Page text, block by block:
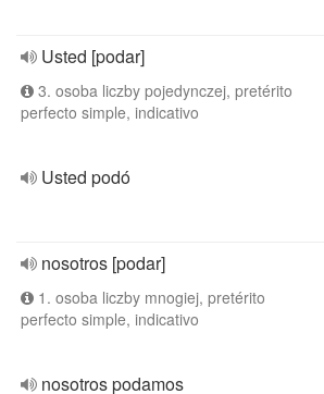
Usted [podar]
3. osoba liczby pojedynczej, pretérito
perfecto simple, indicativo
Usted podó
nosotros [podar]
1. osoba liczby mnogiej, pretérito
perfecto simple, indicativo
nosotros podamos